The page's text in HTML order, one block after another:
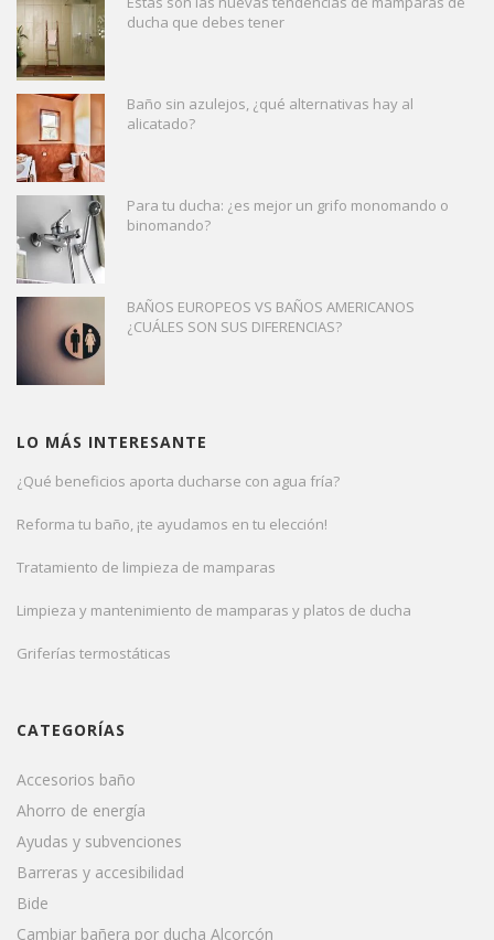
ducha que debes tener
Baño sin azulejos, ¿qué alternativas hay al
alicatado?
Para tu ducha: ¿es mejor un grifo monomando o
binomando?
BAÑOS EUROPEOS VS BAÑOS AMERICANOS
¿CUÁLES SON SUS DIFERENCIAS?
LO MÁS INTERESANTE
¿Qué beneficios aporta ducharse con agua fría?
Reforma tu baño, ¡te ayudamos en tu elección!
Tratamiento de limpieza de mamparas
Limpieza y mantenimiento de mamparas y platos de ducha
Griferías termostáticas
CATEGORÍAS
Accesorios baño
Ahorro de energía
Ayudas y subvenciones
Barreras y accesibilidad
Bide
Cambiar bañera por ducha Alcorcón